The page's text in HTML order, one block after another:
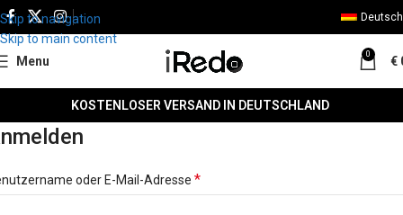
Skip to navigation
Skip to main content
Deutsch
Menu 0 €
KOSTENLOSER VERSAND IN DEUTSCHLAND
oder E-Mail-Adresse *